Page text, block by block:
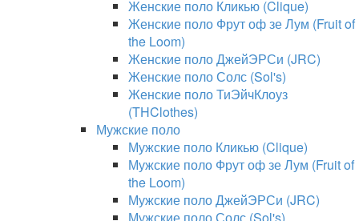
Женские поло Кликью (Clique)
Женские поло Фрут оф зе Лум (Fruit of
the Loom)
Женские поло ДжейЭРСи (JRC)
Женские поло Солс (Sol's)
Женские поло ТиЭйчКлоуз
(THClothes)
Мужские поло
Мужские поло Кликью (Clique)
Мужские поло Фрут оф зе Лум (Fruit of
the Loom)
Мужские поло ДжейЭРСи (JRC)